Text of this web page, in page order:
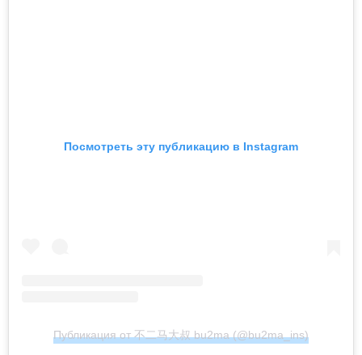
Посмотреть эту публикацию в Instagram
Публикация от 不二马大叔 bu2ma (@bu2ma_ins)